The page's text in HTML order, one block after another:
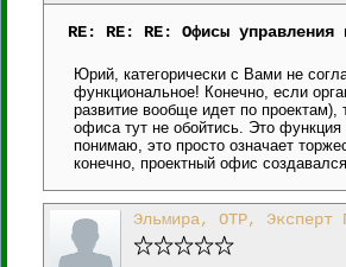
RE: RE: RE: Офисы управления
Юрий, категорически с Вами не
функциональное! Конечно, если
развитие вообще идет по
офиса тут не обойтись. Это
понимаю, это просто означает
конечно, проектный офис
Эльмира, ОТР, Эксперт